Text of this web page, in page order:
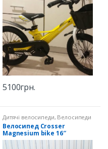
5100грн.
Дитячі велосипеди, Велосипеди
16" зріст 100-116 см
Велосипед Crosser
Magnesium bike 16″